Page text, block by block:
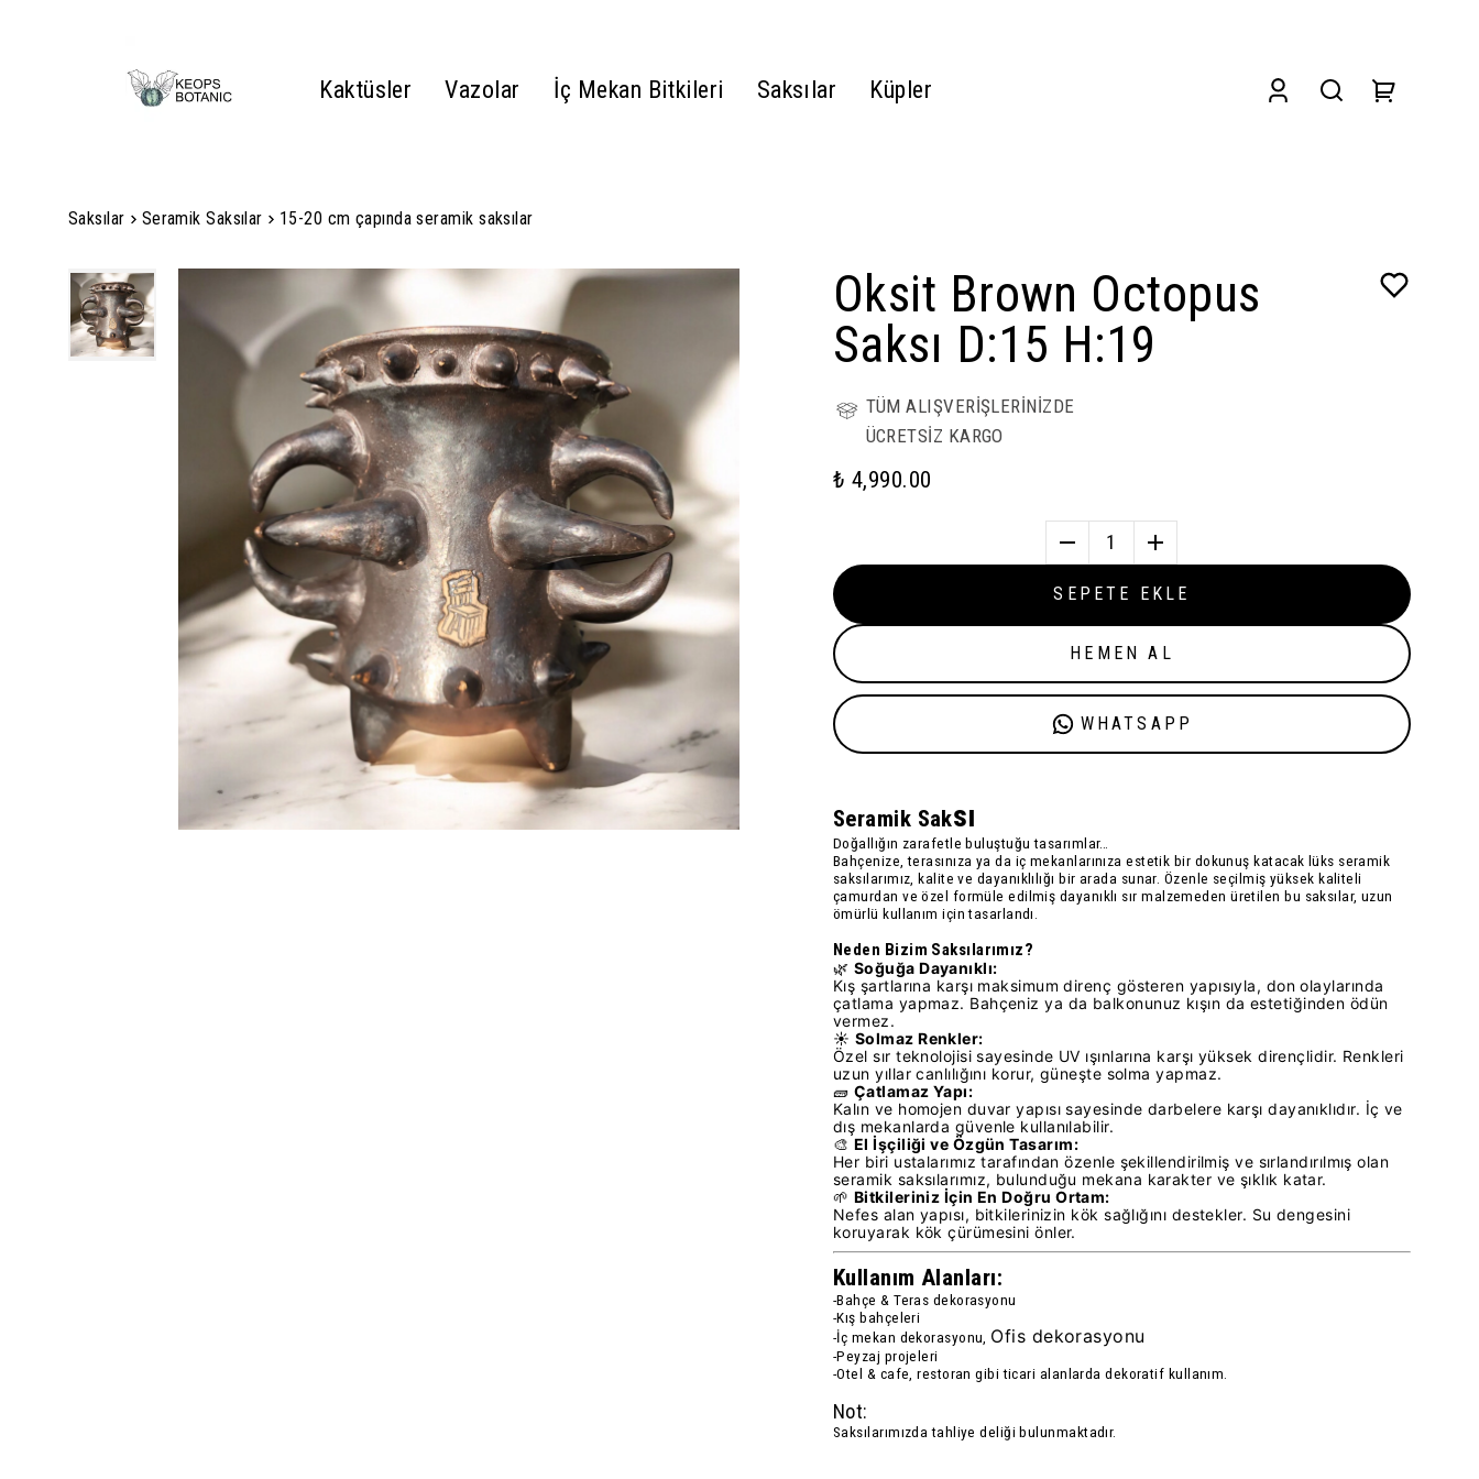
Kaktüsler Vazolar İç Mekan Bitkileri Saksılar Küpler
Saksılar Seramik Saksılar 15-20 cm çapında seramik saksılar
Oksit Brown Octopus
Saksı D:15 H:19
TÜM ALIŞVERİŞLERİNİZDE
ÜCRETSİZ KARGO
₺ 4,990.00
1
SEPETE EKLE
HEMEN AL
WHATSAPP
Seramik Saksı
Doğallığın zarafetle buluştuğu tasarımlar…
Bahçenize, terasınıza ya da iç mekanlarınıza estetik bir dokunuş katacak lüks seramik
saksılarımız , kalite ve dayanıklılığı bir arada sunar. Özenle seçilmiş yüksek kaliteli
çamurdan ve özel formüle edilmiş dayanıklı sır malzemeden üretilen bu saksılar, uzun
ömürlü kullanım için tasarlandı.
Neden Bizim Saksılarımız?
🌿 Soğuğa Dayanıklı:
Kış şartlarına karşı maksimum direnç gösteren yapısıyla, don olaylarında
çatlama yapmaz. Bahçeniz ya da balkonunuz kışın da estetiğinden ödün
vermez.
☀️ Solmaz Renkler:
Özel sır teknolojisi sayesinde UV ışınlarına karşı yüksek dirençlidir. Renkleri
uzun yıllar canlılığını korur, güneşte solma yapmaz.
🧱 Çatlamaz Yapı:
Kalın ve homojen duvar yapısı sayesinde darbelere karşı dayanıklıdır. İç ve
dış mekanlarda güvenle kullanılabilir.
🎨 El İşçiliği ve Özgün Tasarım:
Her biri ustalarımız tarafından özenle şekillendirilmiş ve sırlandırılmış olan
seramik saksılarımız, bulunduğu mekana karakter ve şıklık katar.
🌱 Bitkileriniz İçin En Doğru Ortam:
Nefes alan yapısı, bitkilerinizin kök sağlığını destekler. Su dengesini
koruyarak kök çürümesini önler.
Kullanım Alanları:
-Bahçe & Teras dekorasyonu
-Kış bahçeleri
-İç mekan dekorasyonu, Ofis dekorasyonu
-Peyzaj projeleri
-Otel & cafe, restoran gibi ticari alanlarda dekoratif kullanım.
Not:
Saksılarımızda tahliye deliği bulunmaktadır.